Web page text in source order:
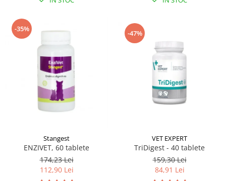
-35%
Stangest
ENZIVET, 60 tablete
174,23 Lei
112,90 Lei
-47%
VET EXPERT
TriDigest - 40 tablete
159,30 Lei
84,91 Lei